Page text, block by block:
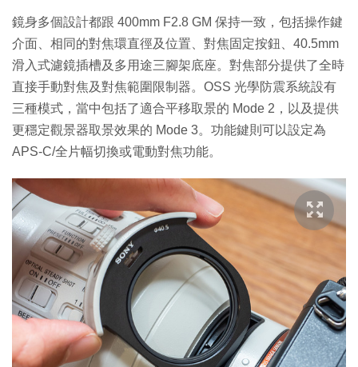
鏡身多個設計都跟 400mm F2.8 GM 保持一致，包括操作鍵
介面、相同的對焦環直徑及位置、對焦固定按鈕、40.5mm
滑入式濾鏡插槽及多用途三腳架底座。對焦部分提供了全時
直接手動對焦及對焦範圍限制器。OSS 光學防震系統設有
三種模式，當中包括了適合平移取景的 Mode 2，以及提供
更穩定觀景器取景效果的 Mode 3。功能鍵則可以設定為
APS-C/全片幅切換或電動對焦功能。